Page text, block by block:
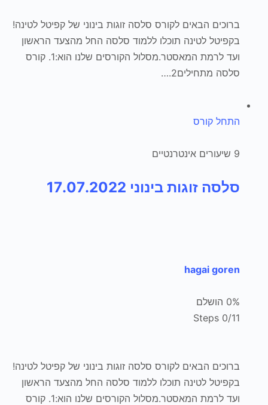
ברוכים הבאים לקורס סלסה זוגות בינוני של קפיטל לטינה!
בקפיטל לטינה תוכלו ללמוד סלסה החל מהצעד הראשון
ועד לרמת המאסטר.מסלול הקורסים שלנו הוא:1. קורס
סלסה מתחילים2.…
התחל קורס
9 שיעורים אינטרנטיים
סלסה זוגות בינוני 17.07.2022
hagai goren
0% הושלם
0/11 Steps
ברוכים הבאים לקורס סלסה זוגות בינוני של קפיטל לטינה!
בקפיטל לטינה תוכלו ללמוד סלסה החל מהצעד הראשון
ועד לרמת המאסטר.מסלול הקורסים שלנו הוא:1. קורס